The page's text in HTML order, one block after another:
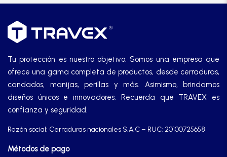
TANKE
Tu protección es nuestro objetivo. Somos una empresa que
ofrece una gama completa de productos, desde cerraduras,
candados, manijas, perillas y más. Asimismo, brindamos
diseños únicos e innovadores. Recuerda que TRAVEX es
confianza y seguridad.
Razón social: Cerraduras nacionales S.A.C – RUC: 20100725658
Métodos de pago